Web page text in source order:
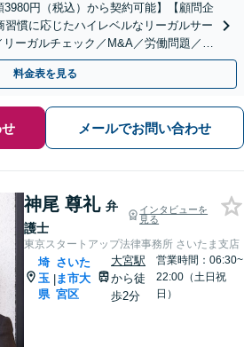
3980円（税込）から契約可能】【顧問企
慣に応じたハイレベルなリーガルサー
ーガルチェック／M&A／労働問題／知
士業連携可能】
料金表を見る
メールでお問い合わせ
神尾 尊礼 弁
護士
インタビューを
見る
東京スタートアップ法律事務所 さいたま支店
埼
玉
県
|
さいた
ま市大
宮区
大宮駅
から徒
歩2分
営業時間：06:30~
22:00（土日祝
日）